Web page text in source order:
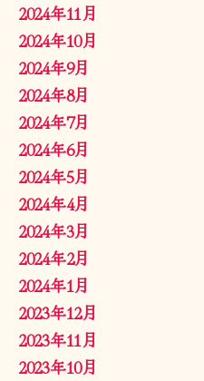
2024年11月
2024年10月
2024年9月
2024年8月
2024年7月
2024年6月
2024年5月
2024年4月
2024年3月
2024年2月
2024年1月
2023年12月
2023年11月
2023年10月